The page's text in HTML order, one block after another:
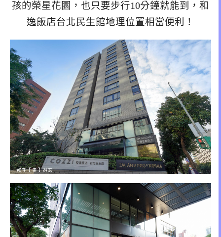
孩的榮星花園，也只要步行10分鐘就能到，和
逸飯店台北民生館地理位置相當便利！